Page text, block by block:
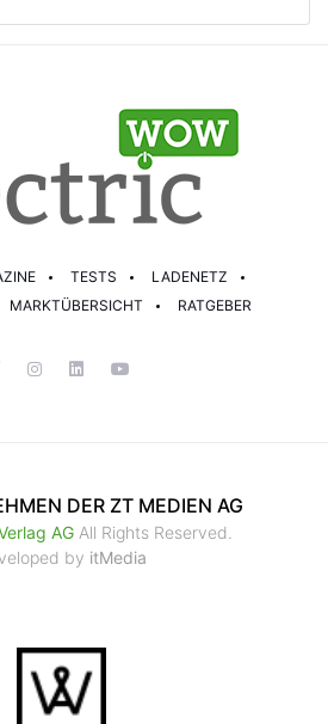
TESTS
LADENETZ
MARKTÜBERSICHT RATGEBER
DER ZT MEDIEN AG
AG All Rights Reserved.
by itMedia